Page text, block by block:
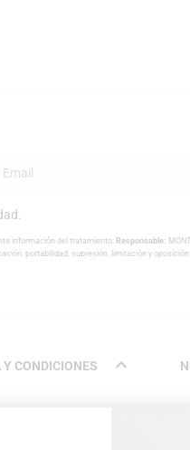
información del tratamiento: Responsable:
portabilidad, supresión, limitación y
CONDICIONES